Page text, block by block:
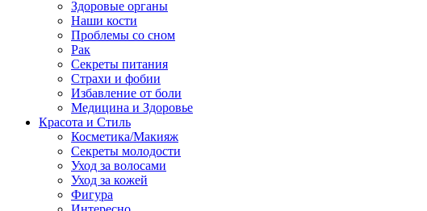
Здоровые органы
Наши кости
Проблемы со сном
Рак
Секреты питания
Страхи и фобии
Избавление от боли
Медицина и Здоровье
Красота и Стиль
Косметика/Макияж
Секреты молодости
Уход за волосами
Уход за кожей
Фигура